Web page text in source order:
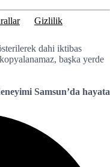
Gizlilik
dahi iktibas
başka yerde
Samsun’da hayata